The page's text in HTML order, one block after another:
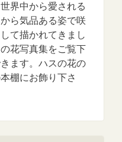
界中から愛される
ら気品ある姿で咲
て描かれてきまし
花写真集をご覧下
ます。ハスの花の
棚にお飾り下さ